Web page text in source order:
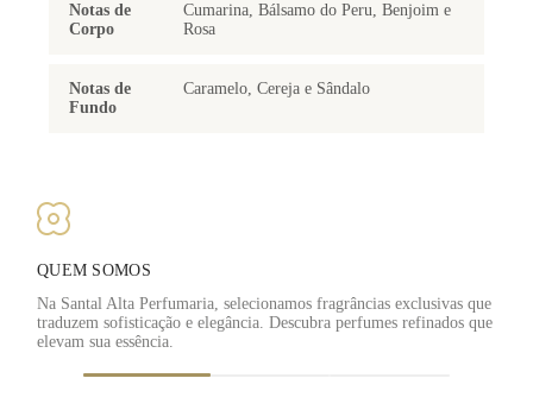
Notas de
Corpo
Cumarina, Bálsamo do Peru, Benjoim e
Rosa
Notas de
Fundo
Caramelo, Cereja e Sândalo
QUEM SOMOS
Na Santal Alta Perfumaria, selecionamos fragrâncias exclusivas que
traduzem sofisticação e elegância. Descubra perfumes refinados que
elevam sua essência.